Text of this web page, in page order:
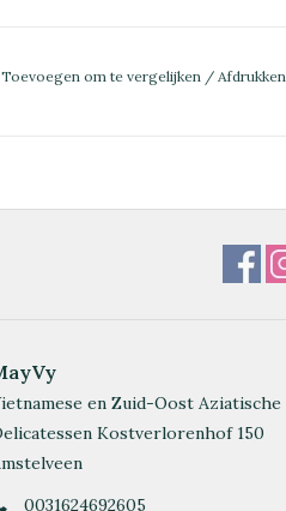
Toevoegen om te vergelijken / Afdrukken
en Zuid-Oost Aziatische
Kostverlorenhof 150
0031624692605